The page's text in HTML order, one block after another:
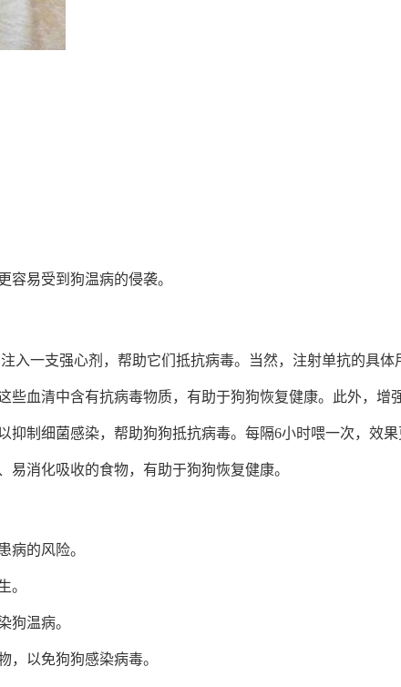
容易受到狗温病的侵袭。
入一支强心剂，帮助它们抵抗病毒。当然，注射单抗的具体
血清中含有抗病毒物质，有助于狗狗恢复健康。此外，增
制细菌感染，帮助狗狗抵抗病毒。每隔6小时喂一次，效果
消化吸收的食物，有助于狗狗恢复健康。
病的风险。
。
狗温病。
，以免狗狗感染病毒。